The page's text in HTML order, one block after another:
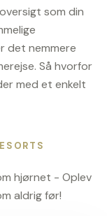
som din
det nemmere
Så hvorfor
med et enkelt
hjørnet - Oplev
aldrig før!